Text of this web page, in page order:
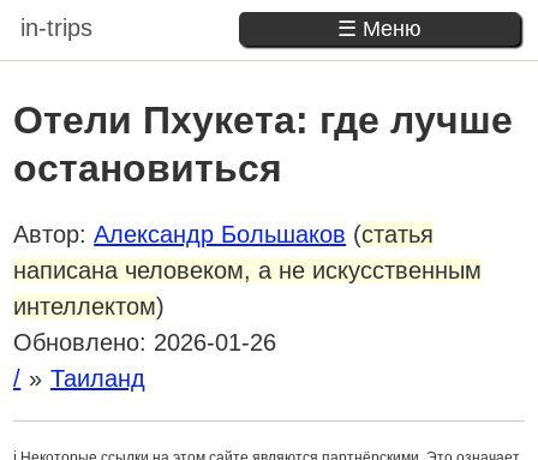
in-trips ☰ Меню
Отели Пхукета: где лучше
остановиться
Автор:Александр Большаков (статья
написана человеком, а не искусственным
интеллектом)
Обновлено: 2026-01-26
/
Таиланд